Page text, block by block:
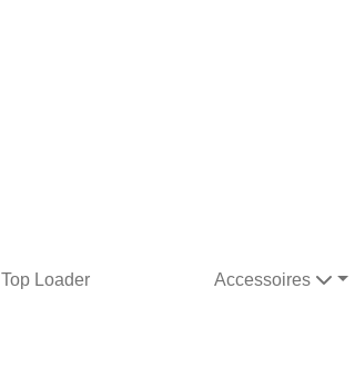
Top Loader Accessoires